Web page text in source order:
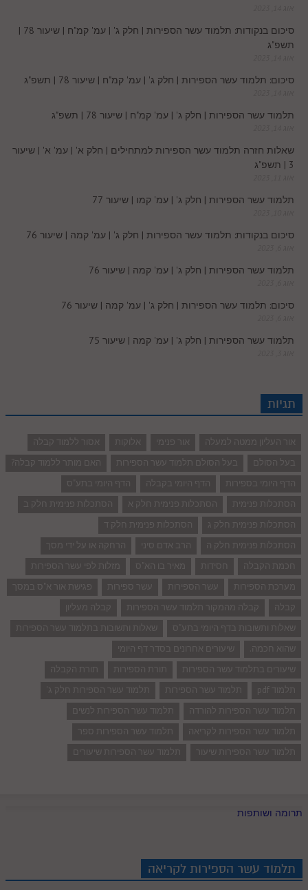
k
סיכום בנקודות: תלמוד עשר הספירות | חלק ג' | עמ' קמ"ח | שיעור 78 |
תשפ"ג
סיכום: תלמוד עשר הספירות | חלק ג' | עמ' קמ"ח | שיעור 78 | תשפ"ג
תלמוד עשר הספירות | חלק ג' | עמ' קמ"ח | שיעור 78 | תשפ"ג
שאלות חזרה תלמוד עשר הספירות למתחילים | חלק א' | עמ' א' | שיעור
3 | תשפ"ג
תלמוד עשר הספירות | חלק ג' | עמ' קמו | שיעור 77
סיכום בנקודות: תלמוד עשר הספירות | חלק ג' | עמ' קמה | שיעור 76
תלמוד עשר הספירות | חלק ג' | עמ' קמה | שיעור 76
סיכום: תלמוד עשר הספירות | חלק ג' | עמ' קמה | שיעור 76
תלמוד עשר הספירות | חלק ג' | עמ' קמה | שיעור 75
תגיות
אור העליון ממטה למעלה אור פנימי אלוקות
אסור ללמוד קבלה
בעל הסולם
בעל הסולם תלמוד עשר הספירות
האם מותר ללמוד קבלה?
הדף היומי בספירות
הדף היומי בקבלה
הדף היומי בתע"ס
הסתכלות פנימית
הסתכלות פנימית חלק א
הסתכלות פנימית חלק ב
הסתכלות פנימית חלק ג
הסתכלות פנימית חלק ד
הסתכלות פנימית חלק ה
הרב אדם סיני
הרחקה או על ידי מסך
חכמת הקבלה
חסידות מאיר בו הא"ס
מזלות לפי עשר הספירות
מערכת הספירות
עשר הספירות עשר ספירות
פגישת אור א"ס במסך
קבלה
קבלה מהמקור תלמוד עשר הספירות
קבלה מעליון
שאלות ותשובות בדף היומי בתע"ס
שאלות ותשובות בתלמוד עשר הספירות
שהוא חכמה.
שיעורים אחרונים בסדר דף היומי
שיעורים בתלמוד עשר הספירות
תורת הספירות
תורת הקבלה
תלמוד pdf
תלמוד עשר הספירות
תלמוד עשר הספירות חלק ג'
תלמוד עשר הספירות להורדה
תלמוד עשר הספירות לנשים
תלמוד עשר הספירות לקריאה
תלמוד עשר הספירות ספר
תלמוד עשר הספירות שיעור
תלמוד עשר הספירות שיעורים
תרומה ושותפות
תלמוד עשר הספירות לקריאה